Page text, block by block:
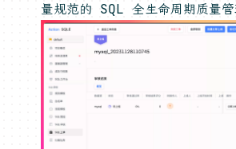
量规范的 SQL 全生命周期质量管